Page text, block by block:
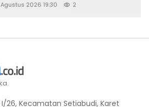
2026 19:30 2
26, Kecamatan Setiabudi, Karet